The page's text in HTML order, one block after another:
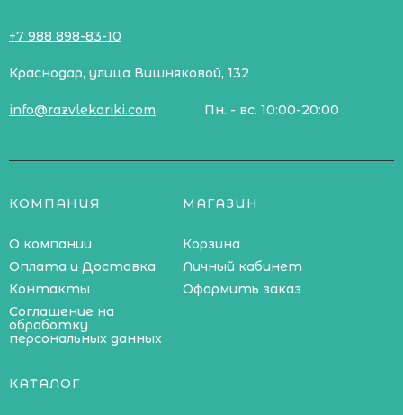
+7 988 898-83-10
Краснодар, улица Вишняковой, 132
info@razvlekariki.com Пн. - вс. 10:00-20:00
КОМПАНИЯ
О компании
Оплата и Доставка
Контакты
Соглашение на
обработку
персональных данных
МАГАЗИН
Корзина
Личный кабинет
Оформить заказ
КАТАЛОГ